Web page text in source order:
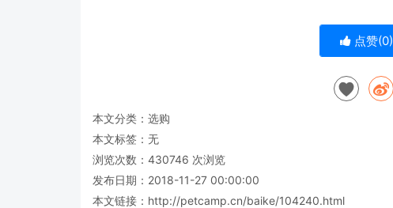
点赞(0)
本文分类： 选购
本文标签：无
浏览次数： 430746 次浏览
发布日期：2018-11-27 00:00:00
本文链接： http://petcamp.cn/baike/104240.html